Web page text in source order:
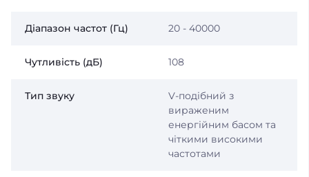
Діапазон частот (Гц) 20 - 40000
Чутливість (дБ) 108
Тип звуку
V-подібний з
вираженим
енергійним басом та
чіткими високими
частотами